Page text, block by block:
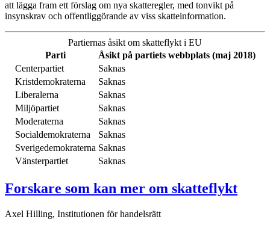
att lägga fram ett förslag om nya skatteregler, med tonvikt på
insynskrav och offentliggörande av viss skatteinformation.
Partiernas åsikt om skatteflykt i EU
Parti
Åsikt på partiets webbplats (maj 2018)
Centerpartiet
Saknas
Kristdemokraterna
Saknas
Liberalerna
Saknas
Miljöpartiet
Saknas
Moderaterna
Saknas
Socialdemokraterna
Saknas
Sverigedemokraterna Saknas
Vänsterpartiet
Saknas
Forskare som kan mer om skatteflykt
Axel Hilling, Institutionen för handelsrätt